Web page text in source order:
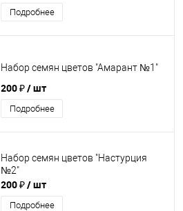
Подробнее
Набор семян цветов "Амарант №1"
200 ₽/ шт
Подробнее
Набор семян цветов "Настурция
№2"
200 ₽/ шт
Подробнее